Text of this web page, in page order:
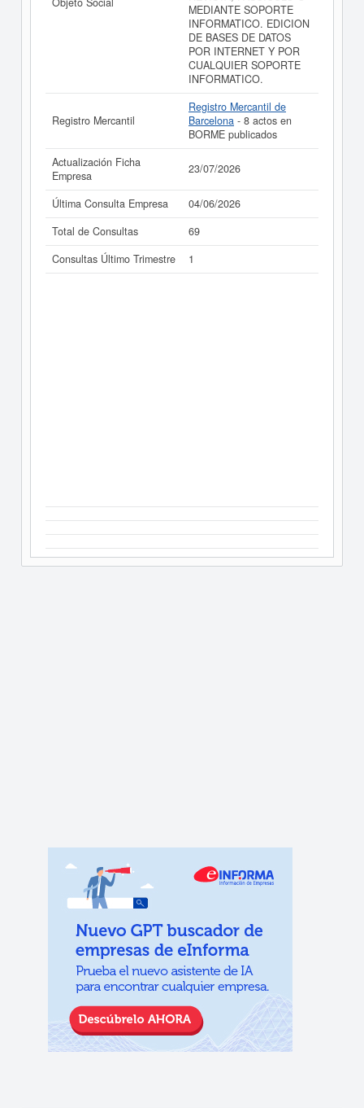
MEDIANTE SOPORTE
INFORMATICO. EDICION
DE BASES DE DATOS
POR INTERNET Y POR
CUALQUIER SOPORTE
INFORMATICO.
Registro Mercantil
Registro Mercantil de
Barcelona - 8 actos en
BORME publicados
Actualización Ficha
Empresa
23/07/2026
Última Consulta Empresa
04/06/2026
Total de Consultas
69
Consultas Último Trimestre
1